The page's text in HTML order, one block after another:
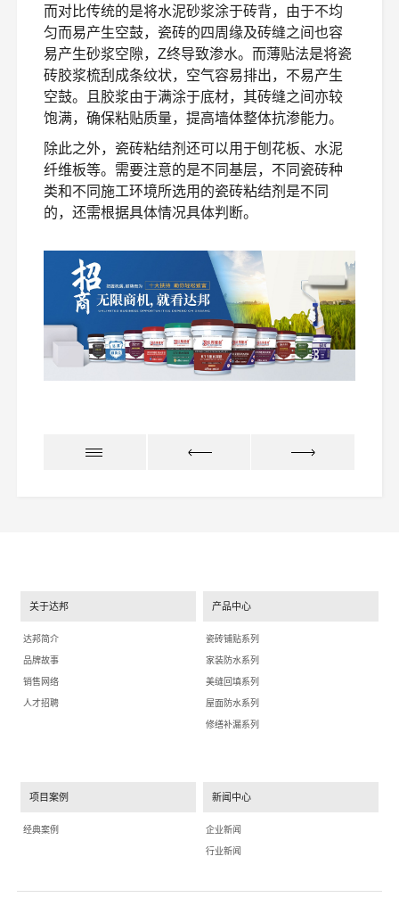
而对比传统的是将水泥砂浆涂于砖背，由于不均
匀而易产生空鼓，瓷砖的四周缘及砖缝之间也容
易产生砂浆空隙，Z终导致渗水。而薄贴法是将瓷
砖胶浆梳刮成条纹状，空气容易排出，不易产生
空鼓。且胶浆由于满涂于底材，其砖缝之间亦较
饱满，确保粘贴质量，提高墙体整体抗渗能力。
除此之外，瓷砖粘结剂还可以用于刨花板、水泥
纤维板等。需要注意的是不同基层，不同瓷砖种
类和不同施工环境所选用的瓷砖粘结剂是不同
的，还需根据具体情况具体判断。
关于达邦
达邦简介
品牌故事
销售网络
人才招聘
产品中心
瓷砖铺贴系列
家装防水系列
美缝回填系列
屋面防水系列
修缮补漏系列
项目案例
经典案例
新闻中心
企业新闻
行业新闻